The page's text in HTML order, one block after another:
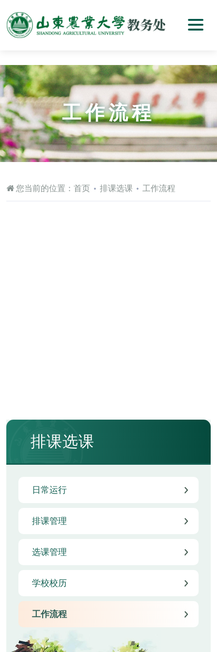
工作流程
您当前的位置：首页 排课选课 工作流程
排课选课
日常运行
排课管理
选课管理
学校校历
工作流程